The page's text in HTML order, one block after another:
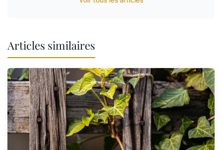
Articles similaires